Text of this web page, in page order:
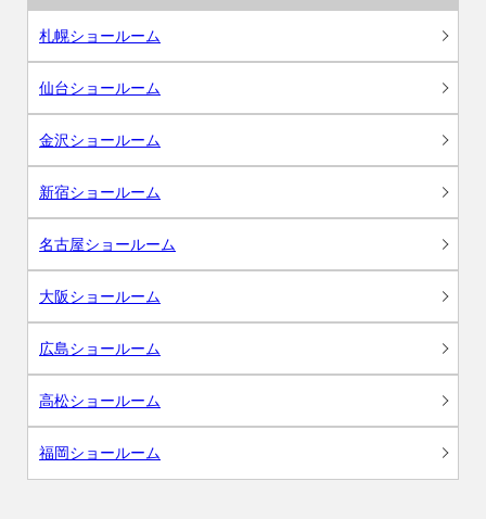
札幌ショールーム
仙台ショールーム
金沢ショールーム
新宿ショールーム
名古屋ショールーム
大阪ショールーム
広島ショールーム
高松ショールーム
福岡ショールーム